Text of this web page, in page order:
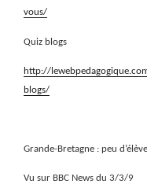
vous/
Quiz blogs
http://
blogs/
Grande-Bretagne : peu
Vu sur BBC News du 3/3/9